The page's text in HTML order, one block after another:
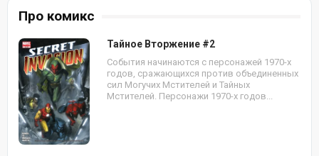
Про комикс
Тайное Вторжение #2
События начинаются с персонажей 1970-х
годов, сражающихся против объединенных
сил Могучих Мстителей и Тайных
Мстителей. Персонажи 1970-х годов...